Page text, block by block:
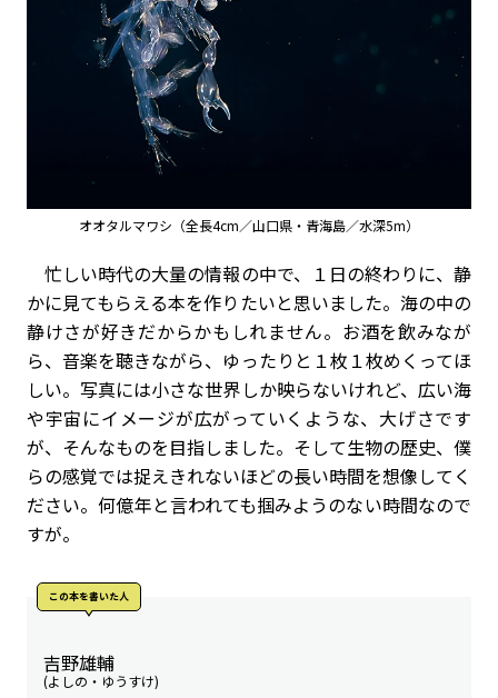
オオタルマワシ（全長4cm／山口県・青海島／水深5m）
忙しい時代の大量の情報の中で、１日の終わりに、静
かに見てもらえる本を作りたいと思いました。海の中の
静けさが好きだからかもしれません。お酒を飲みなが
ら、音楽を聴きながら、ゆったりと１枚１枚めくってほ
しい。写真には小さな世界しか映らないけれど、広い海
や宇宙にイメージが広がっていくような、大げさです
が、そんなものを目指しました。そして生物の歴史、僕
らの感覚では捉えきれないほどの長い時間を想像してく
ださい。何億年と言われても掴みようのない時間なので
すが。
この本を書いた人
吉野雄輔
(よしの・ゆうすけ)